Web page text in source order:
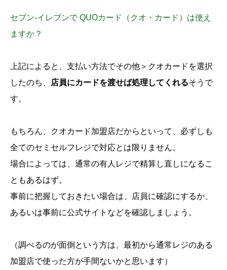
セブン‐イレブンで QUOカード（クオ・カード）は使え
ますか？
上記によると、支払い方法でその他＞クオカードを選択
したのち、
店員にカードを渡せば処理してくれるそうで
す。
もちろん、クオカード加盟店だからといって、必ずしも
全てのセミセルフレジで対応とは限りません。
場合によっては、通常の有人レジで精算し直しになるこ
ともあるはず。
事前に把握しておきたい場合は、店員に確認にするか、
あるいは事前に公式サイトなどを確認しましょう。
（調べるのが面倒という方は、最初から通常レジのある
加盟店で使った方が手間ないかと思います）